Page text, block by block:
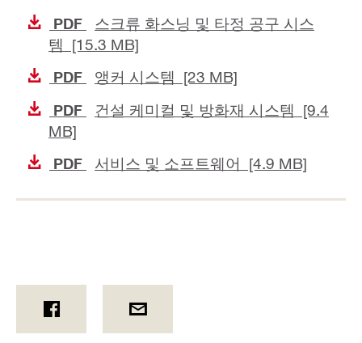
PDF
스크류 화스닝 및 타정 공구 시스
템 [15.3 MB]
PDF 앵커 시스템 [23 MB]
PDF
건설 케미컬 및 방화재 시스템 [9.4
MB]
PDF 서비스 및 소프트웨어 [4.9 MB]